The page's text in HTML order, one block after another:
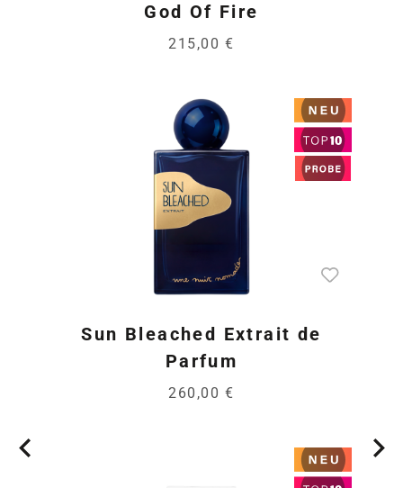
God Of Fire
215,00 €
Sun Bleached Extrait de
Parfum
260,00 €